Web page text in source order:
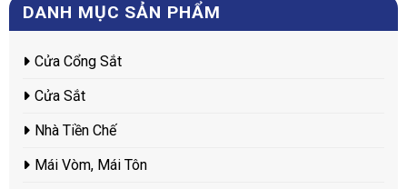
DANH MỤC SẢN PHẨM
Cửa Cổng Sắt
Cửa Sắt
Nhà Tiền Chế
Mái Vòm, Mái Tôn